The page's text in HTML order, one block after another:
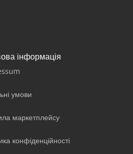
інформація
умови
маркетплейсу
конфіденційності